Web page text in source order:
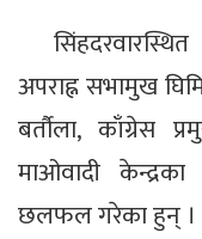
अपराह्न सभामुख
बर्तौला, काँग्रेस
माओवादी
छलफल गरेका हुन् ।